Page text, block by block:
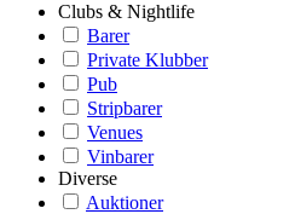
Clubs & Nightlife
Barer
Private Klubber
Pub
Stripbarer
Venues
Vinbarer
Diverse
Auktioner